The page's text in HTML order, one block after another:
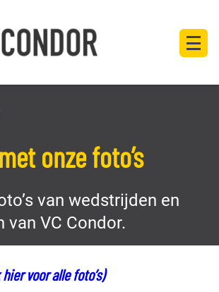
onze foto’s
van wedstrijden en
van VC Condor.
voor alle foto’s)